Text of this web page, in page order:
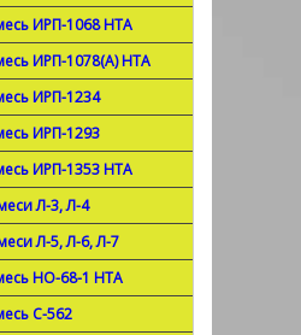
ИРП-1068 НТА
ИРП-1078(А) НТА
ИРП-1234
ИРП-1293
ИРП-1353 НТА
Л-3, Л-4
Л-5, Л-6, Л-7
НО-68-1 НТА
С-562